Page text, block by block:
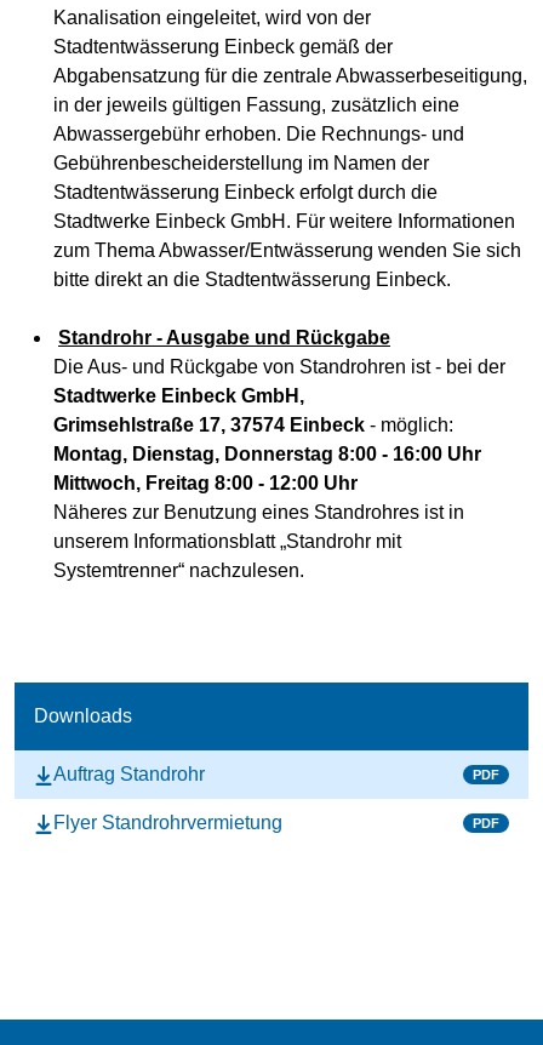
Kanalisation eingeleitet, wird von der
Stadtentwässerung Einbeck gemäß der
Abgabensatzung für die zentrale Abwasserbeseitigung,
in der jeweils gültigen Fassung, zusätzlich eine
Abwassergebühr erhoben. Die Rechnungs- und
Gebührenbescheiderstellung im Namen der
Stadtentwässerung Einbeck erfolgt durch die
Stadtwerke Einbeck GmbH. Für weitere Informationen
zum Thema Abwasser/Entwässerung wenden Sie sich
bitte direkt an die Stadtentwässerung Einbeck.
Standrohr - Ausgabe und Rückgabe
Die Aus- und Rückgabe von Standrohren ist - bei der
Stadtwerke Einbeck GmbH,
Grimsehlstraße 17, 37574 Einbeck - möglich:
Montag, Dienstag, Donnerstag 8:00 - 16:00 Uhr
Mittwoch, Freitag 8:00 - 12:00 Uhr
Näheres zur Benutzung eines Standrohres ist in
unserem Informationsblatt „Standrohr mit
Systemtrenner“ nachzulesen.
Downloads
Auftrag Standrohr PDF
Flyer Standrohrvermietung PDF